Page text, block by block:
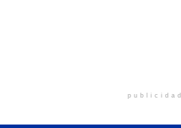
publicidad